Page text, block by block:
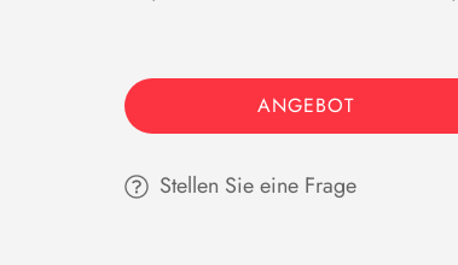
ANGEBOT
Stellen Sie eine Frage